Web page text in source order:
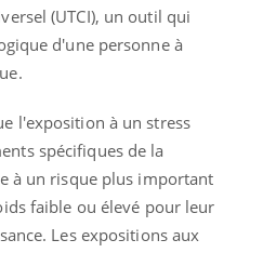
(UTCI), un outil qui
d'une personne à
l'exposition à un stress
spécifiques de la
à un risque plus important
faible ou élevé pour leur
L es expositions aux